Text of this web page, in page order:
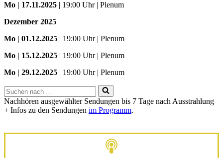
Mo | 17.11.2025 | 19:00 Uhr | Plenum
Dezember 2025
Mo | 01.12.2025 | 19:00 Uhr | Plenum
Mo | 15.12.2025 | 19:00 Uhr | Plenum
Mo | 29.12.2025 | 19:00 Uhr | Plenum
Suchen
nach …
Nachhören ausgewählter Sendungen bis 7 Tage nach Ausstrahlung
+ Infos zu den Sendungen im Programm.